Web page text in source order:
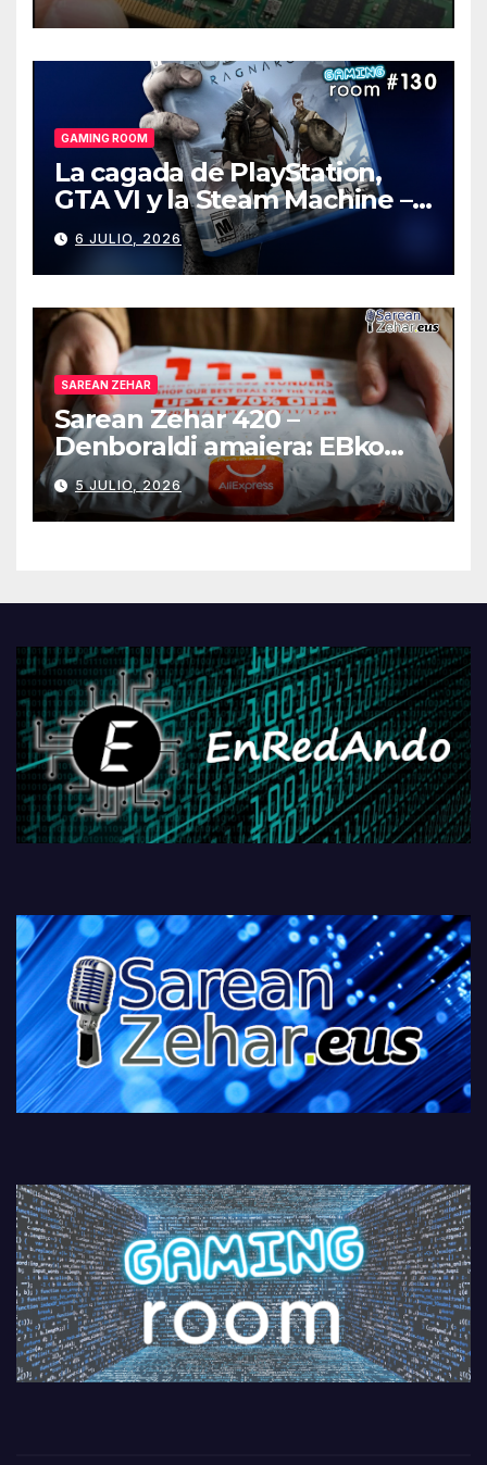
GAMING ROOM
La cagada de PlayStation,
GTA VI y la Steam Machine –
Gaming Room #130
6 JULIO, 2026
SAREAN ZEHAR
Sarean Zehar 420 –
Denboraldi amaiera: EBko
muga-zerga berriak
AliExpressi, AEBetako AAren
kontrola, Googleri behin
PlayStationeko bideojoko
5 JULIO, 2026